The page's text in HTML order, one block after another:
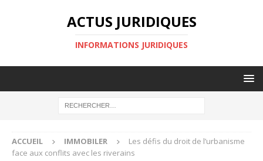
ACTUS JURIDIQUES
INFORMATIONS JURIDIQUES
ACCUEIL IMMOBILER
Les défis du droit de l’urbanisme
face aux conflits avec les riverains